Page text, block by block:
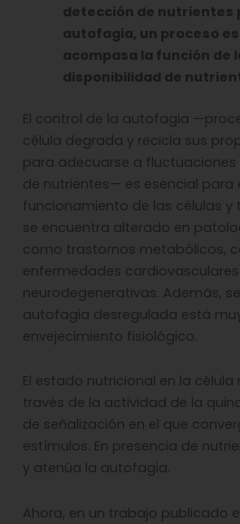
detección de nutrientes
autofagia, un proceso
acompasa la función de
disponibilidad de
El control de la autofagia
célula degrada y recicla sus
para adecuarse a fluctuaciones
de nutrientes— es esencial para
funcionamiento de las células y
se encuentra alterado en
como trastornos metabólicos,
enfermedades
neurodegenerativas. Además,
autofagia desregulada está
envejecimiento fisiológico.
El estado nutricional en la
través de la actividad de la
de señalización en el que
estímulos. En presencia de
y atenúa la autofagia.
Ahora, en un trabajo publicado